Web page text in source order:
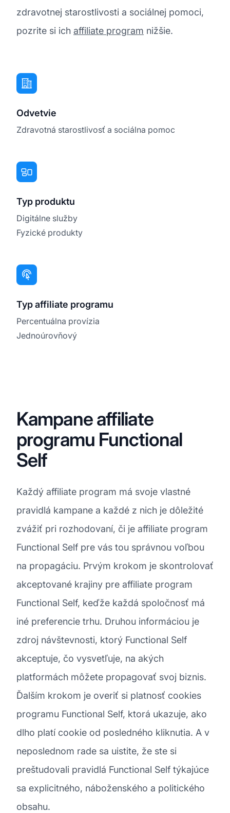
zdravotnej starostlivosti a sociálnej pomoci,
pozrite si ich affiliate program nižšie.
Odvetvie
Zdravotná starostlivosť a sociálna pomoc
Typ produktu
Digitálne služby
Fyzické produkty
Typ affiliate programu
Percentuálna provízia
Jednoúrovňový
Kampane affiliate
programu Functional
Self
Každý affiliate program má svoje vlastné
pravidlá kampane a každé z nich je dôležité
zvážiť pri rozhodovaní, či je affiliate program
Functional Self pre vás tou správnou voľbou
na propagáciu. Prvým krokom je skontrolovať
akceptované krajiny pre affiliate program
Functional Self, keďže každá spoločnosť má
iné preferencie trhu. Druhou informáciou je
zdroj návštevnosti, ktorý Functional Self
akceptuje, čo vysvetľuje, na akých
platformách môžete propagovať svoj biznis.
Ďalším krokom je overiť si platnosť cookies
programu Functional Self, ktorá ukazuje, ako
dlho platí cookie od posledného kliknutia. A v
neposlednom rade sa uistite, že ste si
preštudovali pravidlá Functional Self týkajúce
sa explicitného, náboženského a politického
obsahu.